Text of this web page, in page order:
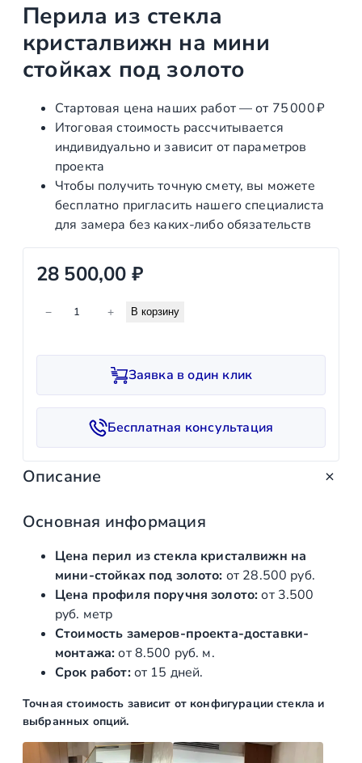
Перила из стекла
кристалвижн на мини
стойках под золото
Стартовая цена наших работ — от 75 000 ₽
Итоговая стоимость рассчитывается
индивидуально и зависит от параметров
проекта
Чтобы получить точную смету, вы можете
бесплатно пригласить нашего специалиста
для замера без каких‑либо обязательств
28 500,00 ₽
е
в
о
о
а
а
е
и
а
и
− + В корзину
Заявка в один клик
Бесплатная консультация
Описание
Основная информация
Цена перил из стекла кристалвижн на
мини-стойках под золото: от 28.500 руб.
Цена профиля поручня золото:от 3.500
руб. метр
Стоимость замеров-проекта-доставки-
монтажа:от 8.500 руб. м.
Срок работ:от 15 дней.
Точная стоимость зависит от конфигурации стекла и
выбранных опций.